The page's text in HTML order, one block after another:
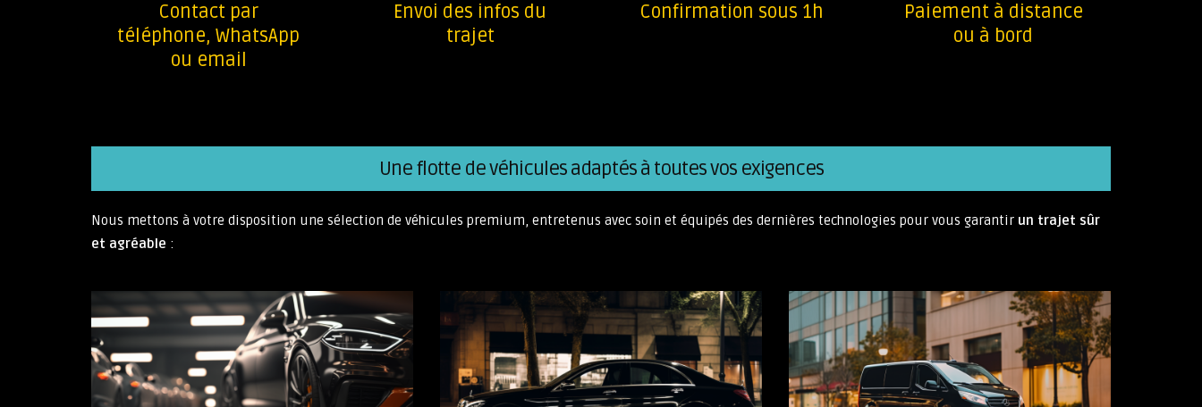
Contact par
téléphone, WhatsApp
ou email
Envoi des infos du
trajet
Confirmation sous 1h
Paiement à distance
ou à bord
Une flotte de véhicules adaptés à toutes vos exigences
Nous mettons à votre disposition une sélection de véhicules premium, entretenus avec soin et équipés des dernières technologies pour vous garantir un trajet sûr
et agréable :